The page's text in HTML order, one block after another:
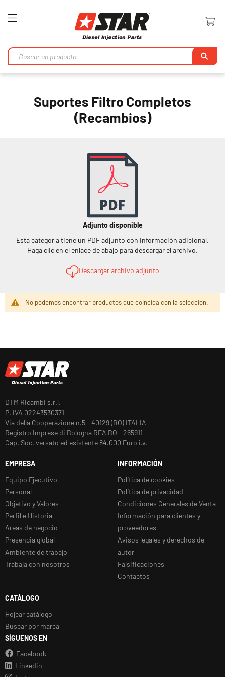
Toggle
en
Suportes Filtro Completos
(Recambios)
Adjunto disponible
Esta categoría tiene un PDF adjunto con información adicional.
Haga clic en el enlace de abajo para descargar el archivo.
Descargar archivo adjunto
No podemos encontrar productos que coincida con la selección.
DTM Ricambi s.r.l.
P. IVA 02243530371
Via della Cooperazione n.5 - 40129 (BO) ITALIA
Registro Imprese di Bologna REA BO - 265911
Cap. Soc. versato ed esistente 84.000 Euro i.v.
EMPRESA
Equipo Ejecutivo
Personal
Objetivo y Valores
Perfil e Historia
Areas de negocio
Presencia global
Ambiente de trabajo
Trabaja con nosotros
INFORMACIÓN
Política de cookies
Política de privacidad
Condiciones Generales de Venta
Información para clientes y
proveedores
Avisos legales y derechos de
autor
Falsificaciones
Contactos
CATÁLOGO
Hojear catálogo
Buscar por marca
SÍGUENOS EN
Facebook
Linkedin